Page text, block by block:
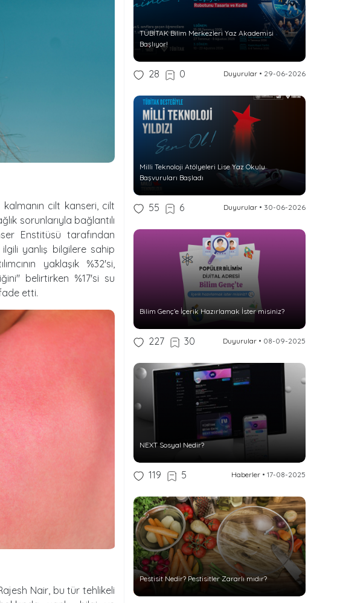
cilt kanseri, cilt
sorunlarıyla bağlantılı
Enstitüsü tarafından
yanlış bilgilere sahip
yaklaşık %32'si,
belirtirken %17'si su
etti.
Nair, bu tür tehlikeli
TÜBİTAK Bilim Merkezleri Yaz Akademisi
Başlıyor!
28 0 Duyurular• 29-06-2026
Milli Teknoloji Atölyeleri Lise Yaz Okulu
Başvuruları Başladı
55 6 Duyurular• 30-06-2026
Bilim Genç’e İçerik Hazırlamak İster misiniz?
227 30 Duyurular• 08-09-2025
NEXT Sosyal Nedir?
119 5 Haberler• 17-08-2025
Pestisit Nedir? Pestisitler Zararlı mıdır?